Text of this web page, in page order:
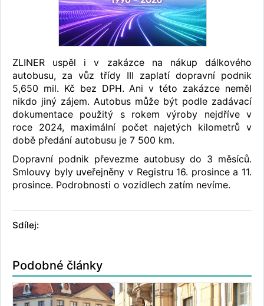
ZLINER uspěl i v zakázce na nákup dálkového
autobusu, za vůz třídy III zaplatí dopravní podnik
5,650 mil. Kč bez DPH. Ani v této zakázce neměl
nikdo jiný zájem. Autobus může být podle zadávací
dokumentace použitý s rokem výroby nejdříve v
roce 2024, maximální počet najetých kilometrů v
době předání autobusu je 7 500 km.
Dopravní podnik převezme autobusy do 3 měsíců.
Smlouvy byly uveřejněny v Registru 16. prosince a 11.
prosince. Podrobnosti o vozidlech zatím nevíme.
Sdílej:
Podobné články